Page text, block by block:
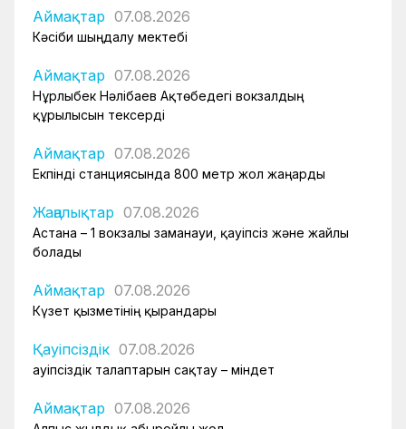
Аймақтар 07.08.2026
Кәсіби шыңдалу мектебі
Аймақтар 07.08.2026
Нұрлыбек Нәлібаев Ақтөбедегі вокзалдың
құрылысын тексерді
Аймақтар 07.08.2026
Екпінді станциясында 800 метр жол жаңарды
Жаңалықтар 07.08.2026
Астана – 1 вокзалы заманауи, қауіпсіз және жайлы
болады
Аймақтар 07.08.2026
Күзет қызметінің қырандары
Қауіпсіздік 07.08.2026
Қауіпсіздік талаптарын сақтау – міндет
Аймақтар 07.08.2026